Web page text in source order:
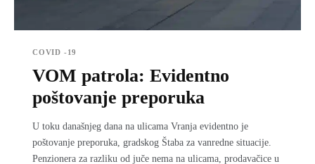
COVID -19
VOM patrola: Evidentno
poštovanje preporuka
U toku današnjeg dana na ulicama Vranja evidentno je
poštovanje preporuka, gradskog Štaba za vanredne situacije.
Penzionera za razliku od juče nema na ulicama, prodavačice u